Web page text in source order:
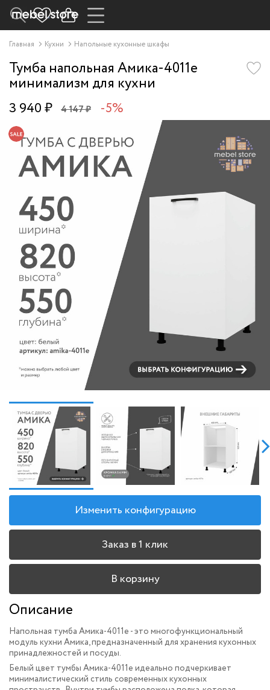
Главная Кухни Напольные кухонные шкафы
Тумба напольная Амика-4011e
минимализм для кухни
3 940 ₽ 4 147 ₽ -5%
Изменить конфигурацию
Заказ в 1 клик
В корзину
Описание
Напольная тумба Амика-4011e - это многофункциональный
модуль кухни Амика, предназначенный для хранения кухонных
принадлежностей и посуды.
Белый цвет тумбы Амика-4011e идеально подчеркивает
минималистический стиль современных кухонных